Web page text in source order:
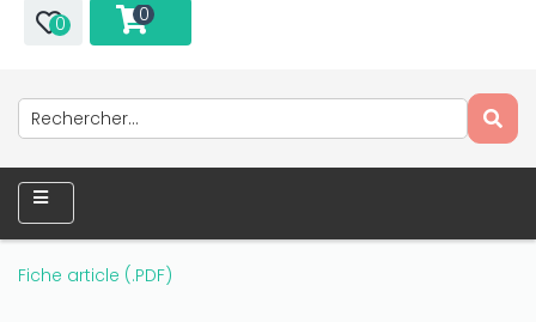
0 0
Fiche article (.PDF)